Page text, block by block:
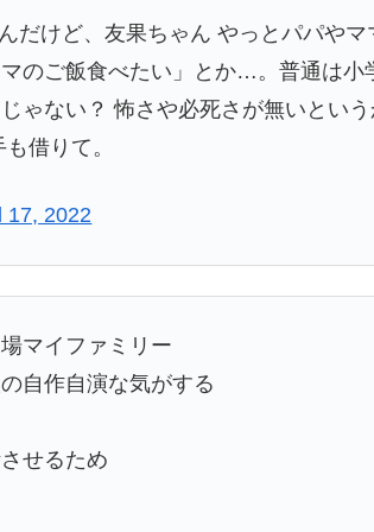
だけど、友果ちゃん やっとパパや
のご飯食べたい」とか…。普通は小
ゃない？ 怖さや必死さが無いとい
借りて。
17, 2022
マイファミリー
自作自演な気がする
せるため